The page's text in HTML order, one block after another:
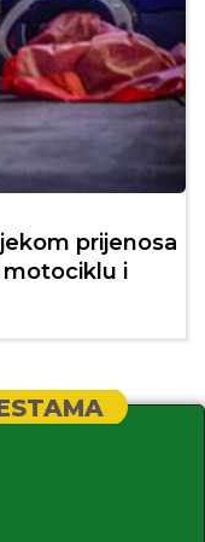
prijenosa
motociklu i